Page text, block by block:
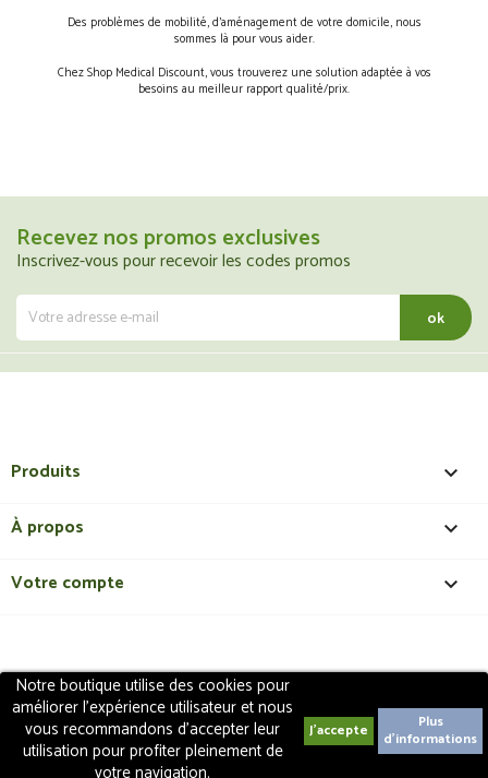
Notre boutique utilise des cookies pour
améliorer l'expérience utilisateur et nous
vous recommandons d'accepter leur
utilisation pour profiter pleinement de
Plus
d'informations
Des problèmes de mobilité, d’aménagement de votre domicile, nous
sommes là pour vous aider.
Chez Shop Medical Discount, vous trouverez une solution adaptée à vos
besoins au meilleur rapport qualité/prix.
Recevez nos promos exclusives
Inscrivez-vous pour recevoir les codes promos
Produits 
À propos 
Votre compte 
Copyright 2018 - ShopMedicalDiscount
réservés | Création de site internet EasyConceptTM